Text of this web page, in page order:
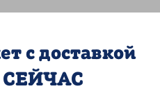
с доставкой